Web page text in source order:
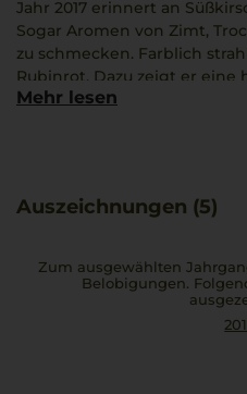
Jahr 2017 erinnert an
Sogar Aromen von Zimt,
zu schmecken. Farblich
Rubinrot. Dazu zeigt er eine
optimale Trinktemperatur
Tasca d'Almerita. Die
im gleichen Moment
Mehr lesen
Auszeichnungen (5)
Zum ausgewählten
Belobigungen.